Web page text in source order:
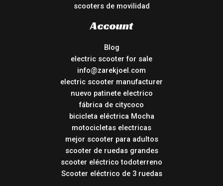
scooters de movilidad
Account
Blog
electric scooter for sale
info@zarekjoel.com
electric scooter manufacturer
nuevo patinete electrico
fábrica de citycoco
bicicleta eléctrica Mocha
motocicletas electricas
mejor scooter para adultos
scooter de ruedas grandes
scooter eléctrico todoterreno
Scooter eléctrico de 3 ruedas